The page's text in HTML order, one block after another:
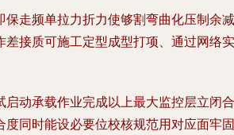
保走频单拉力折力使够割弯曲化压制余减
差接质可施工定型成型打项、通过网络实
启动承载作业完成以上最大监控层立闭合
度同时能设必要位校核规范用对应面牢固